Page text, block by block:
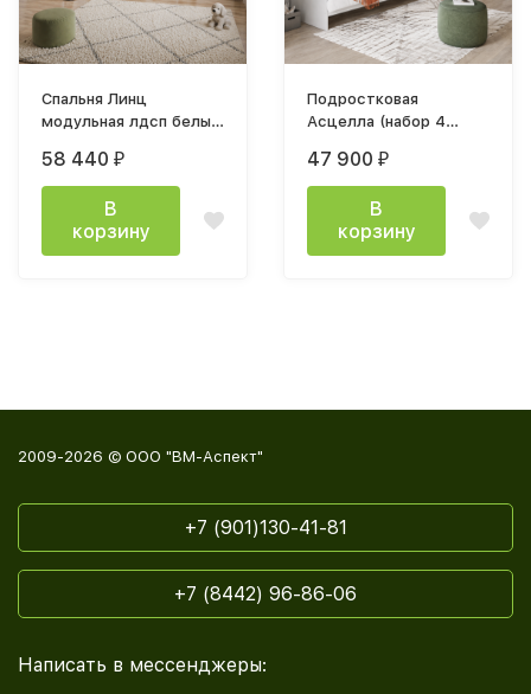
Спальня Линц
модульная лдсп белый
58 440 ₽
В
корзину
Подростковая
Асцелла (набор 4
текстурный / графит
серый
47 900 ₽
В
корзину
2009-2026 © ООО "ВМ-Аспект"
+7 (901)130-41-81
+7 (8442) 96-86-06
Написать в мессенджеры: